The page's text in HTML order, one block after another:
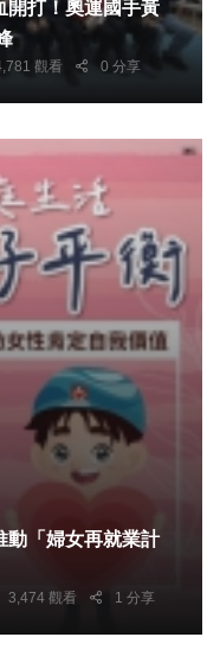
開打！奧運國手黃
觀看 0 分享
動「婦女再就業計
3,474 觀看 1 分享